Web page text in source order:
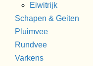
Eiwitrijk
Schapen & Geiten
Pluimvee
Rundvee
Varkens